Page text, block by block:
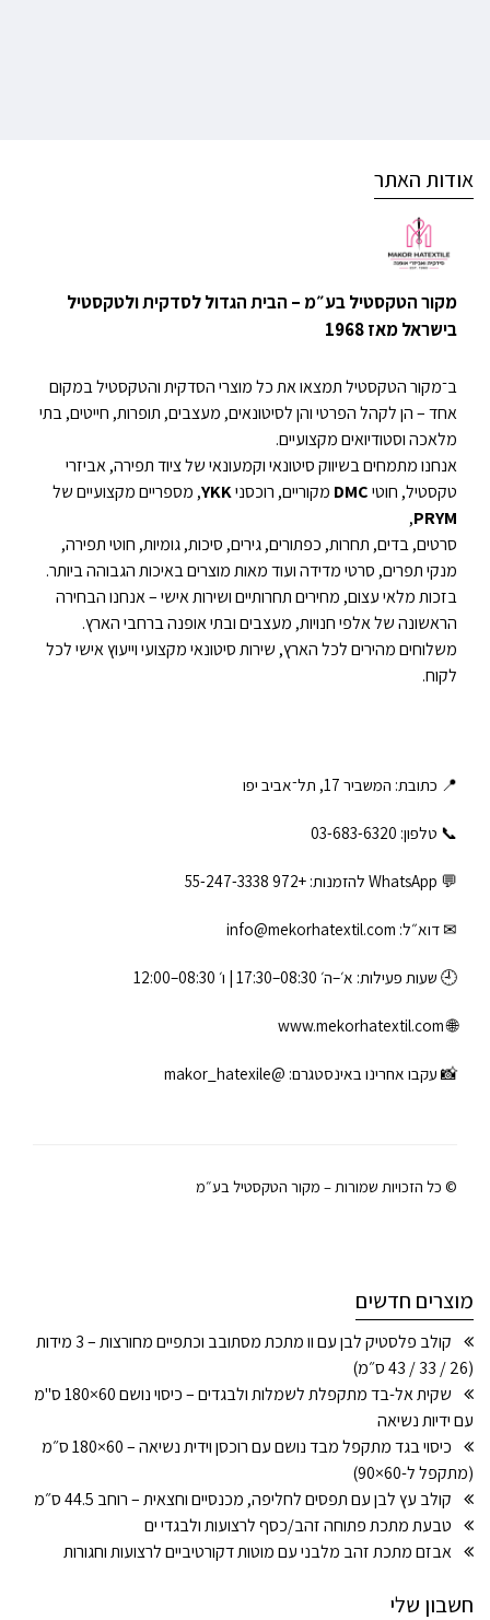
אודות האתר
מקור הטקסטיל בע״מ – הבית הגדול לסדקית ולטקסטיל
בישראל מאז 1968
ב־מקור הטקסטיל תמצאו את כל מוצרי הסדקית והטקסטיל במקום
אחד – הן לקהל הפרטי והן לסיטונאים, מעצבים, תופרות, חייטים, בתי
מלאכה וסטודיואים מקצועיים.
אנחנו מתמחים בשיווק סיטונאי וקמעונאי של ציוד תפירה, אביזרי
טקסטיל, חוטיDMC מקוריים, רוכסניYKK, מספריים מקצועיים של
PRYM
,
סרטים, בדים, תחרות, כפתורים, גירים, סיכות, גומיות, חוטי תפירה,
מנקי תפרים, סרטי מדידה ועוד מאות מוצרים באיכות הגבוהה ביותר.
בזכות מלאי עצום, מחירים תחרותיים ושירות אישי – אנחנו הבחירה
הראשונה של אלפי חנויות, מעצבים ובתי אופנה ברחבי הארץ.
משלוחים מהירים לכל הארץ, שירות סיטונאי מקצועי וייעוץ אישי לכל
לקוח.
📍 כתובת: המשביר 17, תל־אביב יפו
📞 טלפון: ‎03-683-6320
💬 WhatsApp להזמנות: +972 55-247-3338
✉ דוא״ל: info@mekorhatextil.com
🕘 שעות פעילות: א׳–ה׳ 08:30–17:30 | ו׳ 08:30–12:00
🌐
www.mekorhatextil.com
📸 עקבו אחרינו באינסטגרם: @makor_hatexile
© כל הזכויות שמורות – מקור הטקסטיל בע״מ
מוצרים חדשים
קולב פלסטיק לבן עם וו מתכת מסתובב וכתפיים מחורצות – 3 מידות
(26 / 33 / 43 ס״מ)
שקית אל-בד מתקפלת לשמלות ולבגדים – כיסוי נושם 60×180 ס"מ
עם ידיות נשיאה
כיסוי בגד מתקפל מבד נושם עם רוכסן וידית נשיאה – 60×180 ס״מ
(מתקפל ל-60×90)
קולב עץ לבן עם תפסים לחליפה, מכנסיים וחצאית – רוחב 44.5 ס״מ
טבעת מתכת פתוחה זהב/כסף לרצועות ולבגדי ים
אבזם מתכת זהב מלבני עם מוטות דקורטיביים לרצועות וחגורות
חשבון שלי